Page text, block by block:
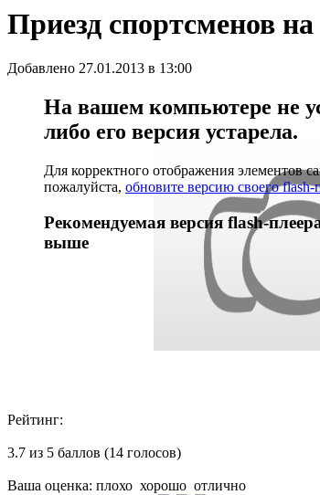
Приезд спортсменов
Добавлено 27.01.2013 в 13:00
На вашем компьютере не
либо его версия устарела.
Для корректного отображения элементов
пожалуйста, обновите версию своего flash-
Рекомендуемая версия flash-
выше
Рейтинг:
3.7 из 5 баллов (14 голосов)
Ваша оценка: плохо хорошо отлично